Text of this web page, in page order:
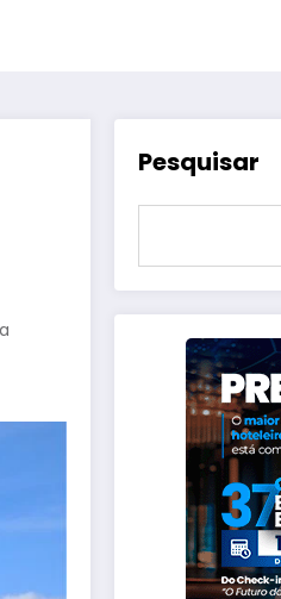
Pesquisar